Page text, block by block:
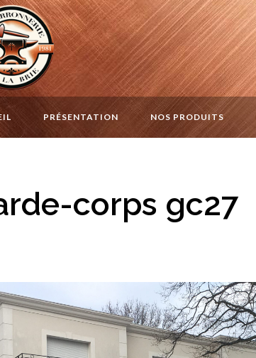
PRÉSENTATION NOS PRODUITS
corps gc27